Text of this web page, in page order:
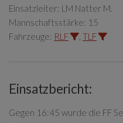
Einsatzleiter: LM Natter M.
Mannschaftsstärke: 15
Fahrzeuge: RLF TLF
Einsatzbericht:
Gegen 16:45 wurde die FF